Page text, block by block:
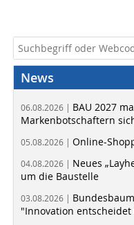
News
06.08.2026 | BAU 2027
Markenbotschaftern
05.08.2026 | Online-
04.08.2026 | Neues
um die Baustelle
03.08.2026 |
"Innovation